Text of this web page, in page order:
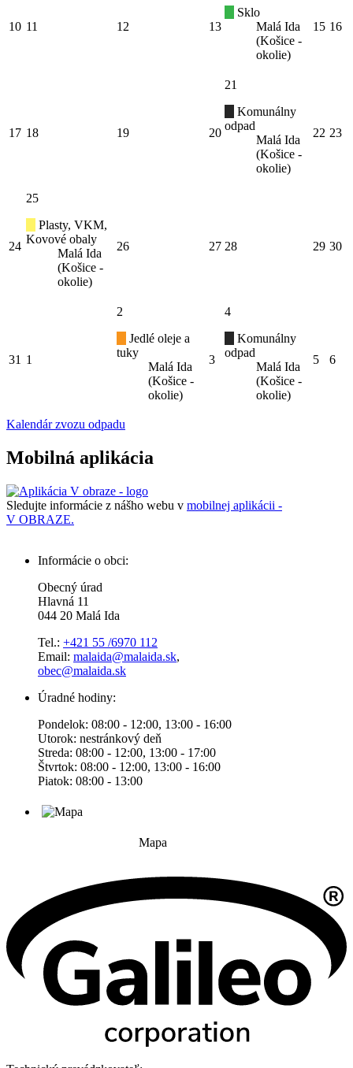
10 11 12 13
Sklo
Malá Ida
(Košice -
okolie)
15 16
17 18 19 20
21
Komunálny
odpad
Malá Ida
(Košice -
okolie)
22 23
24
25
Plasty, VKM,
Kovové obaly
Malá Ida
(Košice -
okolie)
26 27 28 29 30
31 1
2
Jedlé oleje a
tuky
Malá Ida
(Košice -
okolie)
3
4
Komunálny
odpad
Malá Ida
(Košice -
okolie)
5 6
Kalendár zvozu odpadu
Mobilná aplikácia
Sledujte informácie z nášho webu v mobilnej aplikácii -
V OBRAZE.
Informácie o obci:
Obecný úrad
Hlavná 11
044 20 Malá Ida
Tel.: +421 55 /6970 112
Email: malaida@malaida.sk,
obec@malaida.sk
Úradné hodiny:
Pondelok: 08:00 - 12:00, 13:00 - 16:00
Utorok: nestránkový deň
Streda: 08:00 - 12:00, 13:00 - 17:00
Štvrtok: 08:00 - 12:00, 13:00 - 16:00
Piatok: 08:00 - 13:00
Mapa